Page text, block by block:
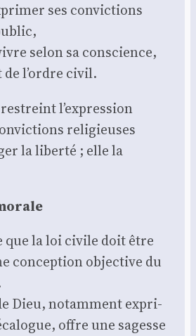
ses convic­tions
selon sa conscience,
de l’ordre civil.
l’expression
reli­gieuses
la liber­té ; elle la
que la loi civile doit être
concep­tion objec­tive du
Dieu, notam­ment expri­
offre une sagesse